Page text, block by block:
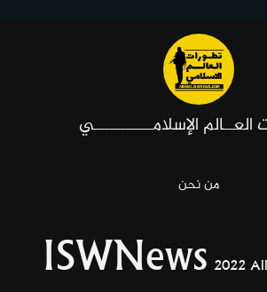
الإسلامـــــــــــي
من نحن
ISWNews 2022 All